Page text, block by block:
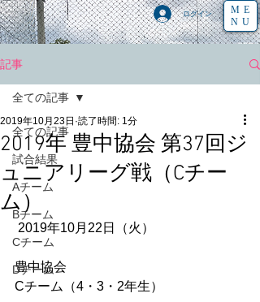
ログイン
ME
NU
記事
全ての記事
試合結果
Aチーム
Bチーム
Cチーム
Dチーム
全ての記事
2019年 豊中協会 第37回ジ
ュニアリーグ戦（Cチー
ム）
2019年10月23日 読了時間: 1分
2019年10月22日（火）
豊中協会
Cチーム（4・3・2年生）